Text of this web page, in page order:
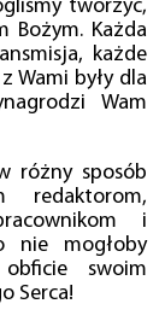
tworzyć,
Bożym. Każda
każde
Wami były dla
Wam
różny sposób
redaktorom,
i
nie mogłoby
swoim
Serca!